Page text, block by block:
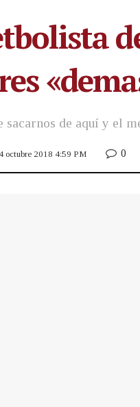
sacarnos de aquí y el
octubre 2018 4:59 PM 0